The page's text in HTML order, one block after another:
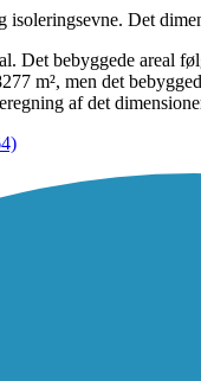
Det
Det bebyggede areal
m², men det
af det